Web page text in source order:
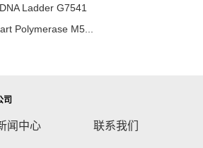
Ladder G7541
Polymerase M5...
闻中心 联系我们